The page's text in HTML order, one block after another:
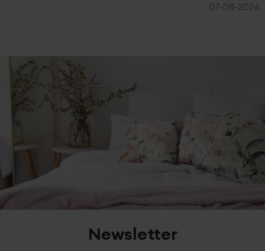
07-08-2026
Newsletter